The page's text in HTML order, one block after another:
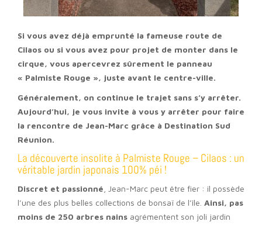
Si vous avez déjà emprunté la fameuse route de
Cilaos ou si vous avez pour projet de monter dans le
cirque, vous apercevrez sûrement le panneau
« Palmiste Rouge », juste avant le centre-ville.
Généralement, on continue le trajet sans s’y arrêter.
Aujourd’hui, je vous invite à vous y arrêter pour faire
la rencontre de Jean-Marc grâce à Destination Sud
Réunion.
La découverte insolite à Palmiste Rouge – Cilaos : un
véritable jardin japonais 100% péi !
Discret et passionné , Jean-Marc peut être fier : il possède
l’une des plus belles collections de bonsaï de l’île. Ainsi, pas
moins de 250 arbres nains agrémentent son joli jardin